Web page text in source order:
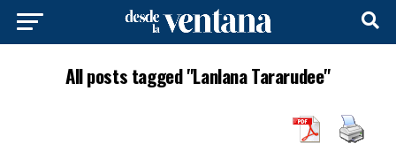
All posts tagged "Lanlana Tararudee"